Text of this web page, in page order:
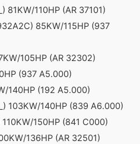
81KW/110HP (AR 37101)
85KW/115HP (937
105HP (AR 32302)
(937 A5.000)
140HP (192 A5.000)
103KW/140HP (839 A6.000)
150HP (841 C000)
136HP (AR 32501)